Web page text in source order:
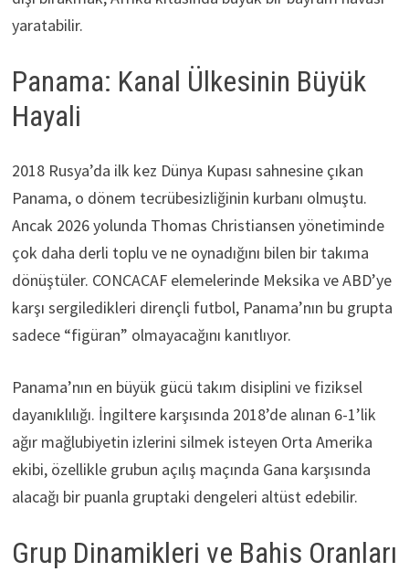
yaratabilir.
Panama: Kanal Ülkesinin Büyük
Hayali
2018 Rusya’da ilk kez Dünya Kupası sahnesine çıkan
Panama, o dönem tecrübesizliğinin kurbanı olmuştu.
Ancak 2026 yolunda Thomas Christiansen yönetiminde
çok daha derli toplu ve ne oynadığını bilen bir takıma
dönüştüler. CONCACAF elemelerinde Meksika ve ABD’ye
karşı sergiledikleri dirençli futbol, Panama’nın bu grupta
sadece “figüran” olmayacağını kanıtlıyor.
Panama’nın en büyük gücü takım disiplini ve fiziksel
dayanıklılığı. İngiltere karşısında 2018’de alınan 6-1’lik
ağır mağlubiyetin izlerini silmek isteyen Orta Amerika
ekibi, özellikle grubun açılış maçında Gana karşısında
alacağı bir puanla gruptaki dengeleri altüst edebilir.
Grup Dinamikleri ve Bahis Oranları